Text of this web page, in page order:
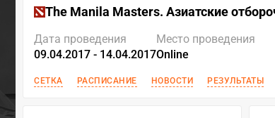
The Manila Masters. Азиатские
Дата проведения
09.04.2017 - 14.04.2017
Место проведения
Online
СЕТКА РАСПИСАНИЕ НОВОСТИ РЕЗУЛЬТАТЫ